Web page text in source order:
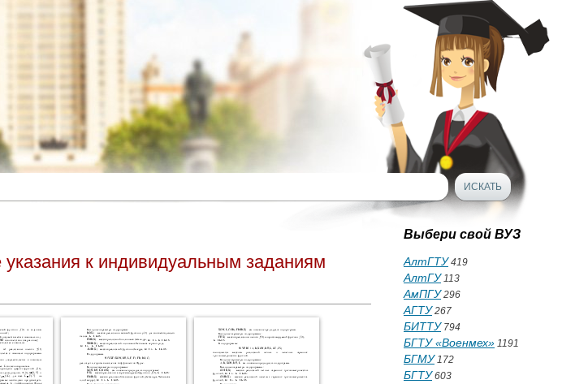
к индивидуальным заданиям
Выбери свой ВУЗ
АлтГТУ419
АлтГУ113
АмПГУ296
АГТУ267
БИТТУ794
БГТУ «Военмех» 1191
БГМУ172
БГТУ603